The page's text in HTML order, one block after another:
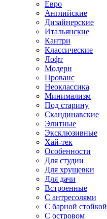
Евро
Английские
Дизайнерские
Итальянские
Кантри
Классические
Лофт
Модерн
Прованс
Неоклассика
Минимализм
Под старину
Скандинавские
Элитные
Эксклюзивные
Хай-тек
Особенности
Для студии
Для хрущевки
Для дачи
Встроенные
С антресолями
С барной стойкой
С островом